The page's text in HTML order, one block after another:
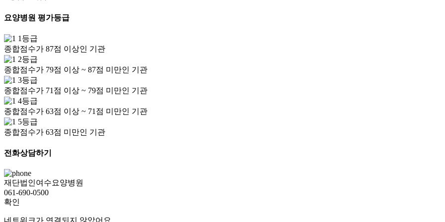
요양병원 평가등급
1등급
종합점수가 87점 이상인 기관
2등급
종합점수가 79점 이상 ~ 87점 미만인 기관
3등급
종합점수가 71점 이상 ~ 79점 미만인 기관
4등급
종합점수가 63점 이상 ~ 71점 미만인 기관
5등급
종합점수가 63점 미만인 기관
전화상담하기
재단법인여수요양병원
061-690-0500
확인